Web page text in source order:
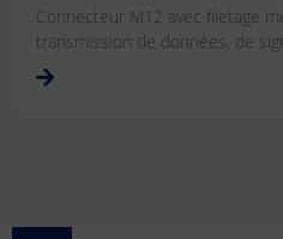
Connecteur M12 avec filetage
transmission de données, de